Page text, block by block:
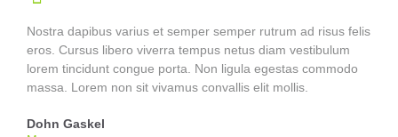
Nostra dapibus varius et semper semper rutrum ad risus felis
eros. Cursus libero viverra tempus netus diam vestibulum
lorem tincidunt congue porta. Non ligula egestas commodo
massa. Lorem non sit vivamus convallis elit mollis.
Dohn Gaskel